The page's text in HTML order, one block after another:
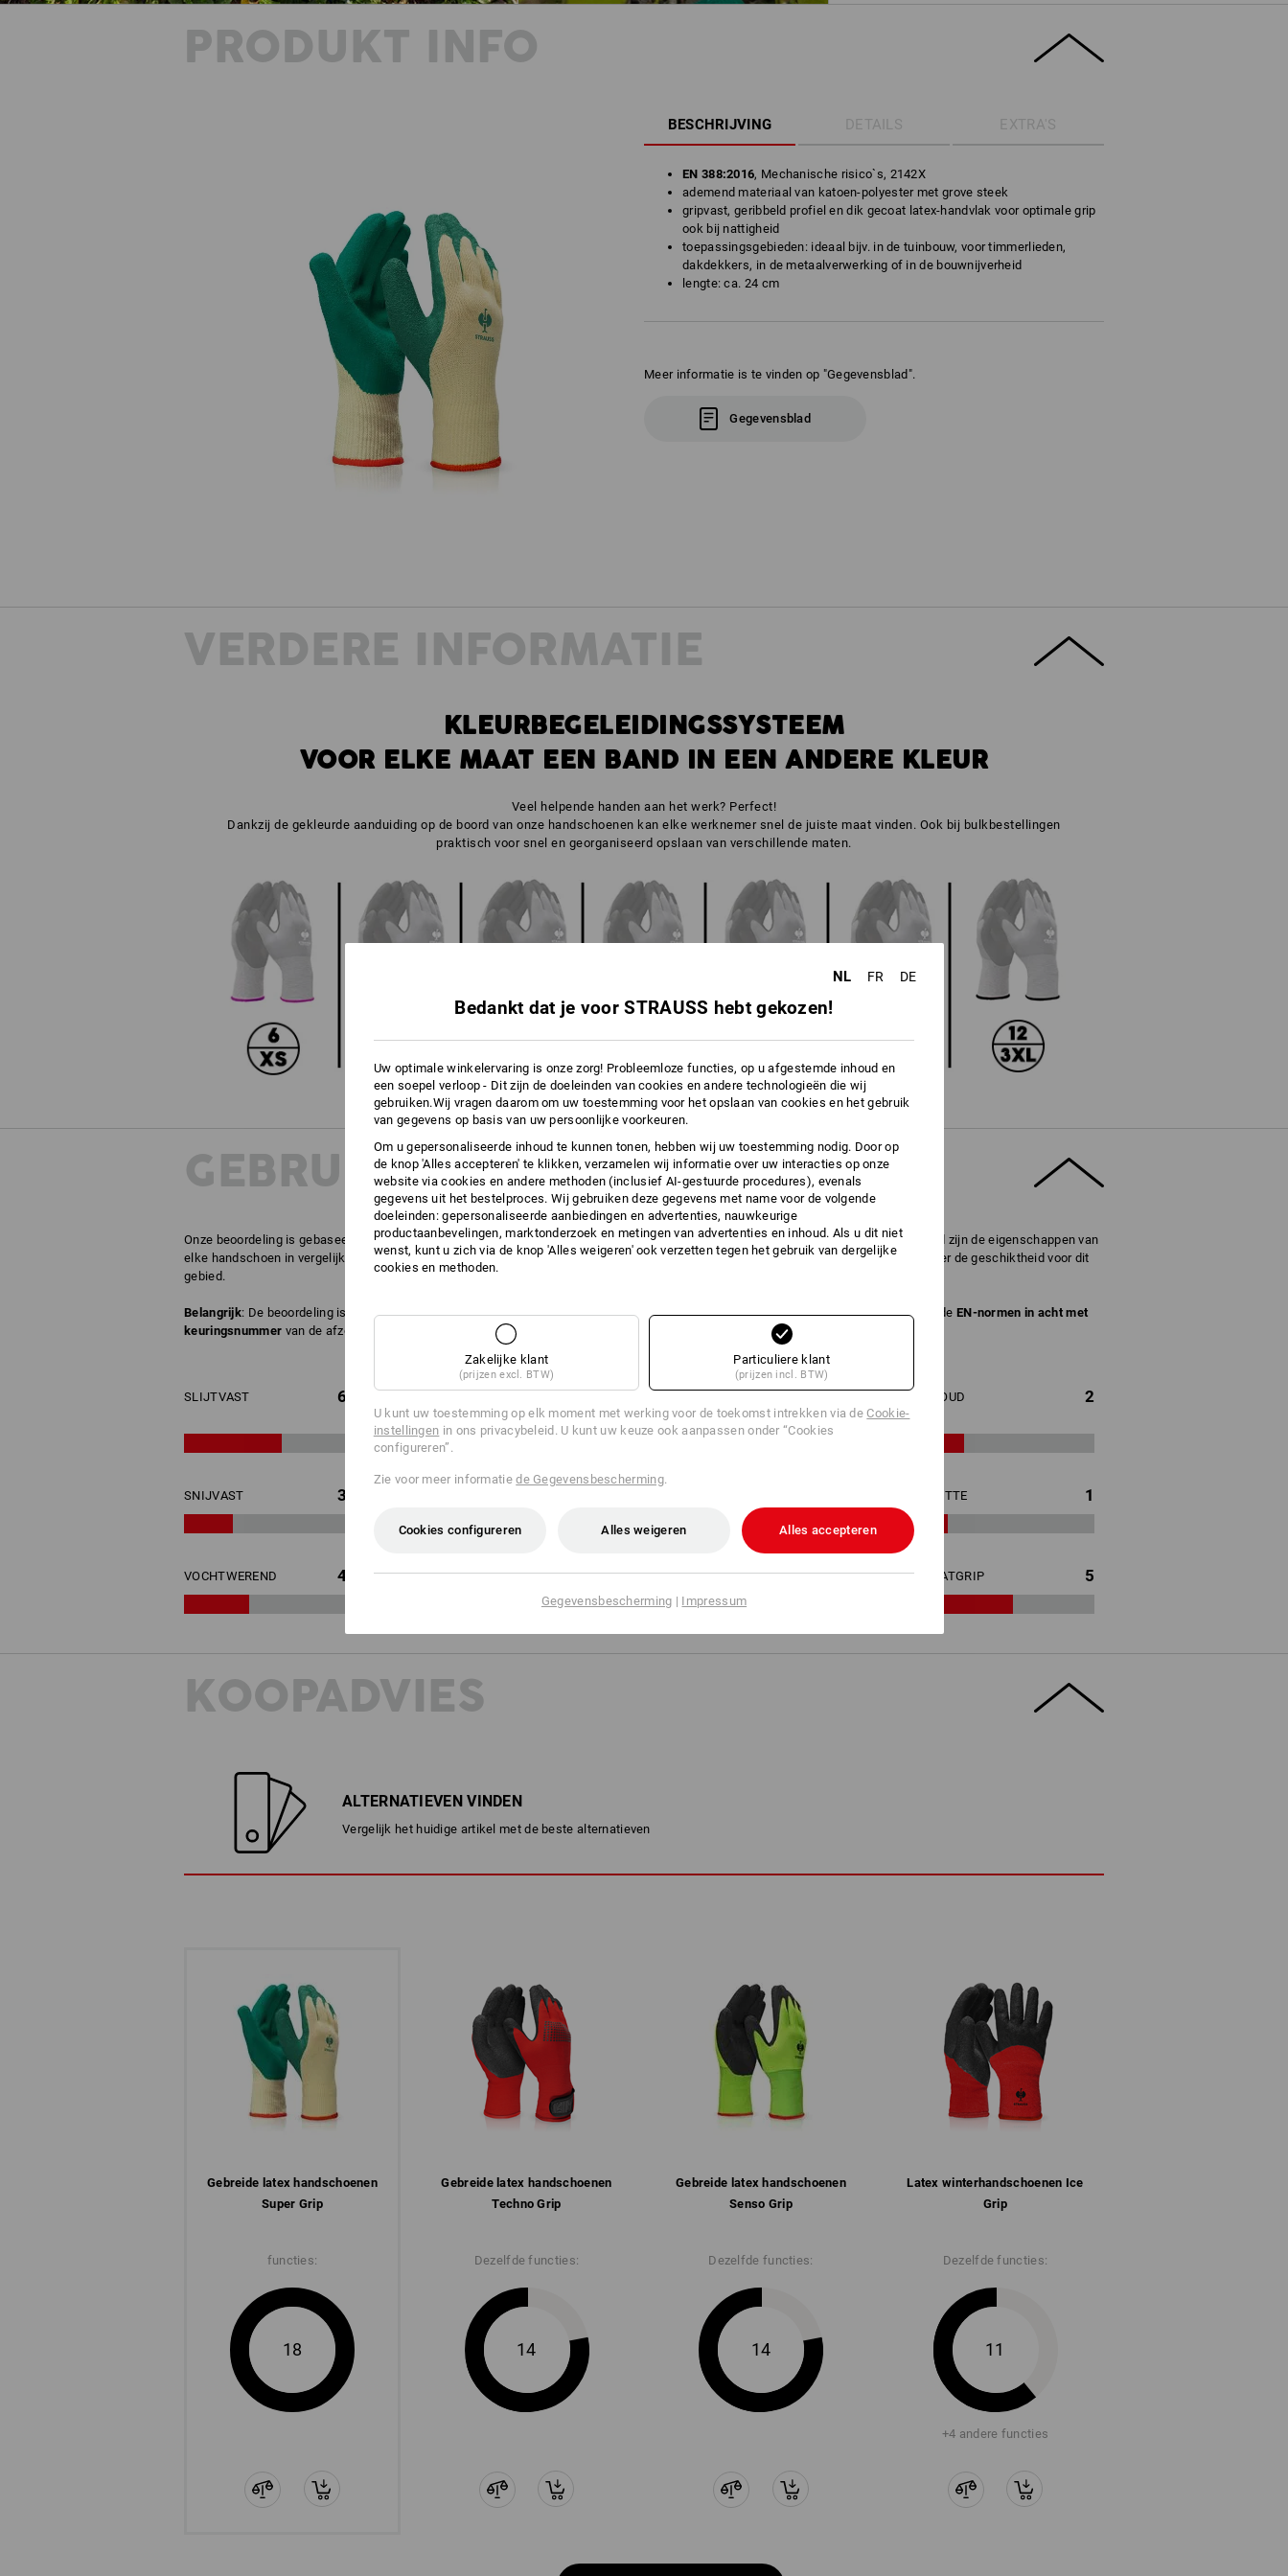
PRODUKT INFO
BESCHRIJVING DETAILS EXTRA'S
EN 388:2016, Mechanische risico`s, 2142X
ademend materiaal van katoen-polyester met grove steek
gripvast, geribbeld profiel en dik gecoat latex-handvlak voor optimale grip
ook bij nattigheid
toepassingsgebieden: ideaal bijv. in de tuinbouw, voor timmerlieden,
dakdekkers, in de metaalverwerking of in de bouwnijverheid
lengte: ca. 24 cm
Meer informatie is te vinden op "Gegevensblad".
Gegevensblad
VERDERE INFORMATIE
KLEURBEGELEIDINGSSYSTEEM
VOOR ELKE MAAT EEN BAND IN EEN ANDERE KLEUR
Veel helpende handen aan het werk? Perfect!
Dankzij de gekleurde aanduiding op de boord van onze handschoenen kan elke werknemer snel de juiste maat vinden. Ook bij bulkbestellingen
praktisch voor snel en georganiseerd opslaan van verschillende maten.
GEBRUIKSTIPS
Onze beoordeling is gebaseerd op onze ervaringen in de praktijk. De geldende EN-normen zijn daarbij niet in acht genomen. Beoordeeld zijn de eigenschappen van
elke handschoen in vergelijking met alle andere handschoenen van de betreffende materiaalgroep. Hoe hoger de beoordeling, hoe beter de geschiktheid voor dit
gebied.
Belangrijk: De beoordeling is geen juridisch bindende uitspraak over de daadwerkelijke geschiktheid. Neem daarvoor de desbetreffende EN-normen in acht met
keuringsnummer van de afzonderlijke handschoenen hier in de tekst van het detailaanzicht.
SLIJTVAST 6 3
BESCHERMING
0 KOUD 2
SNIJVAST 3 HITTE 1
VOCHTWEREND 4 PRIKVAST 2 SCHEURBESTENDIG 7 NATGRIP 5
KOOPADVIES
ALTERNATIEVEN VINDEN
Vergelijk het huidige artikel met de beste alternatieven
Gebreide latex ­handschoenen
Super Grip
functies:
18
Gebreide latex ­handschoenen
Techno Grip
Gebreide latex ­handschoenen
Senso Grip
Latex winter­handschoenen Ice
Grip
Dezelfde functies:
14
Dezelfde functies:
14
Dezelfde functies:
11
+4 andere functies
NL FR DE
Bedankt dat je voor STRAUSS hebt gekozen!
Uw optimale winkelervaring is onze zorg! Probleemloze functies, op u afgestemde inhoud en
een soepel verloop - Dit zijn de doeleinden van cookies en andere technologieën die wij
gebruiken.Wij vragen daarom om uw toestemming voor het opslaan van cookies en het gebruik
van gegevens op basis van uw persoonlijke voorkeuren.
Om u gepersonaliseerde inhoud te kunnen tonen, hebben wij uw toestemming nodig. Door op
de knop 'Alles accepteren' te klikken, verzamelen wij informatie over uw interacties op onze
website via cookies en andere methoden (inclusief AI-gestuurde procedures), evenals
gegevens uit het bestelproces. Wij gebruiken deze gegevens met name voor de volgende
doeleinden: gepersonaliseerde aanbiedingen en advertenties, nauwkeurige
productaanbevelingen, marktonderzoek en metingen van advertenties en inhoud. Als u dit niet
wenst, kunt u zich via de knop 'Alles weigeren' ook verzetten tegen het gebruik van dergelijke
cookies en methoden.
Zakelijke klant
(prijzen excl. BTW)
Particuliere klant
(prijzen incl. BTW)
U kunt uw toestemming op elk moment met werking voor de toekomst intrekken via deCookie-
instellingen in ons privacybeleid. U kunt uw keuze ook aanpassen onder “Cookies
configureren”.
Zie voor meer informatiede Gegevensbescherming.
Cookies configureren Alles weigeren Alles accepteren
Gegevensbescherming | Impressum